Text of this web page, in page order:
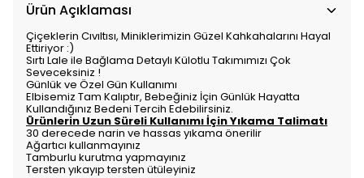
Ürün Açıklaması
Çiçeklerin Cıvıltısı, Miniklerimizin Güzel Kahkahalarını Hayal
Ettiriyor :)
Sırtı Lale ile Bağlama Detaylı Külotlu Takımımızı Çok
Seveceksiniz !
Günlük ve Özel Gün Kullanımı
Elbisemiz Tam Kalıptır, Bebeğiniz İçin Günlük Hayatta
Kullandığınız Bedeni Tercih Edebilirsiniz.
Ürünlerin Uzun Süreli Kullanımı İçin Yıkama Talimatı
30 derecede narin ve hassas yıkama önerilir
Ağartıcı kullanmayınız
Tamburlu kurutma yapmayınız
Tersten yıkayıp tersten ütüleyiniz